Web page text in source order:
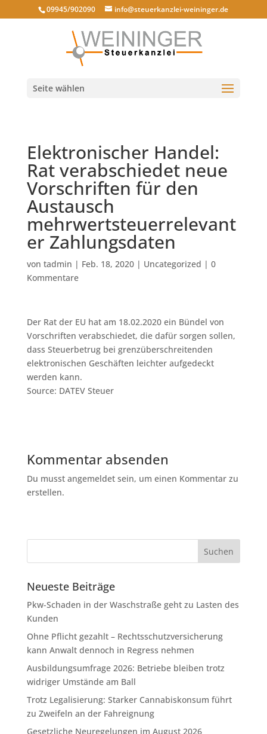
09945/902090 info@steuerkanzlei-weininger.de
Seite wählen
Elektronischer Handel:
Rat verabschiedet neue
Vorschriften für den
Austausch
mehrwertsteuerrelevant
er Zahlungsdaten
von tadmin | Feb. 18, 2020| Uncategorized | 0
Kommentare
Der Rat der EU hat am 18.02.2020 ein Bündel von
Vorschriften verabschiedet, die dafür sorgen sollen,
dass Steuerbetrug bei grenzüberschreitenden
elektronischen Geschäften leichter aufgedeckt
werden kann.
Source: DATEV Steuer
Kommentar absenden
Du musst angemeldet sein, um einen Kommentar zu
erstellen.
Neueste Beiträge
Pkw-Schaden in der Waschstraße geht zu Lasten des
Kunden
Ohne Pflicht gezahlt – Rechtsschutzversicherung
kann Anwalt dennoch in Regress nehmen
Ausbildungsumfrage 2026: Betriebe bleiben trotz
widriger Umstände am Ball
Trotz Legalisierung: Starker Cannabiskonsum führt
zu Zweifeln an der Fahreignung
Gesetzliche Neuregelungen im August 2026